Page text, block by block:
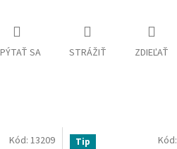
SA STRÁŽIŤ ZDIEĽAŤ
Kód:13209 Tip Kód: